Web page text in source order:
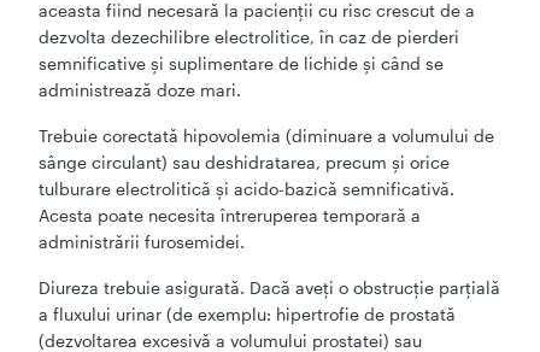
aceasta fiind necesară la pacienţii cu risc crescut de a
dezvolta dezechilibre electrolitice, în caz de pierderi
semnificative şi suplimentare de lichide şi când se
administrează doze mari.
Trebuie corectată hipovolemia (diminuare a volumului de
sânge circulant) sau deshidratarea, precum şi orice
tulburare electrolitică şi acido-bazică semnificativă.
Acesta poate necesita întreruperea temporară a
administrării furosemidei.
Diureza trebuie asigurată. Dacă aveţi o obstrucţie parţială
a fluxului urinar (de exemplu: hipertrofie de prostată
(dezvoltarea excesivă a volumului prostatei) sau